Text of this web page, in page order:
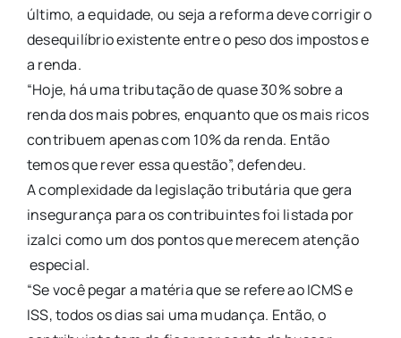
último, a equidade, ou seja a reforma deve corrigir o
desequilíbrio existente entre o peso dos impostos e
a renda.
“Hoje, há uma tributação de quase 30% sobre a
renda dos mais pobres, enquanto que os mais ricos
contribuem apenas com 10% da renda. Então
temos que rever essa questão”, defendeu.
A complexidade da legislação tributária que gera
insegurança para os contribuintes foi listada por
izalci como um dos pontos que merecem atenção
especial.
“Se você pegar a matéria que se refere ao ICMS e
ISS, todos os dias sai uma mudança. Então, o